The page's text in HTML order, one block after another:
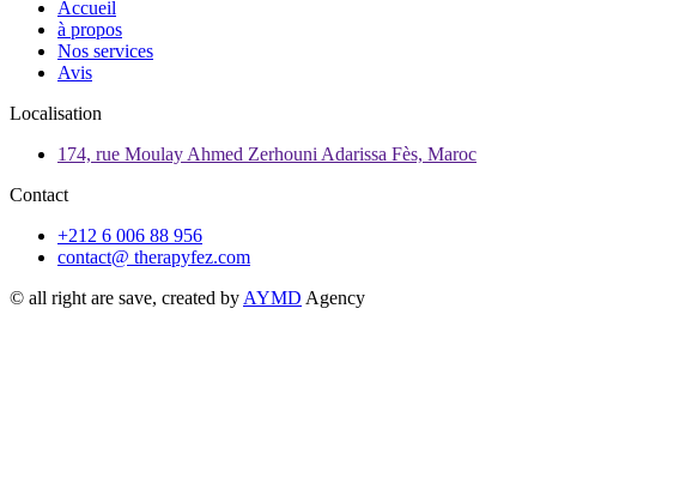
Accueil
à propos
Nos services
Avis
Localisation
174, rue Moulay Ahmed Zerhouni Adarissa Fès, Maroc
Contact
+212 6 006 88 956
contact@ therapyfez.com
© all right are save, created by AYMD Agency